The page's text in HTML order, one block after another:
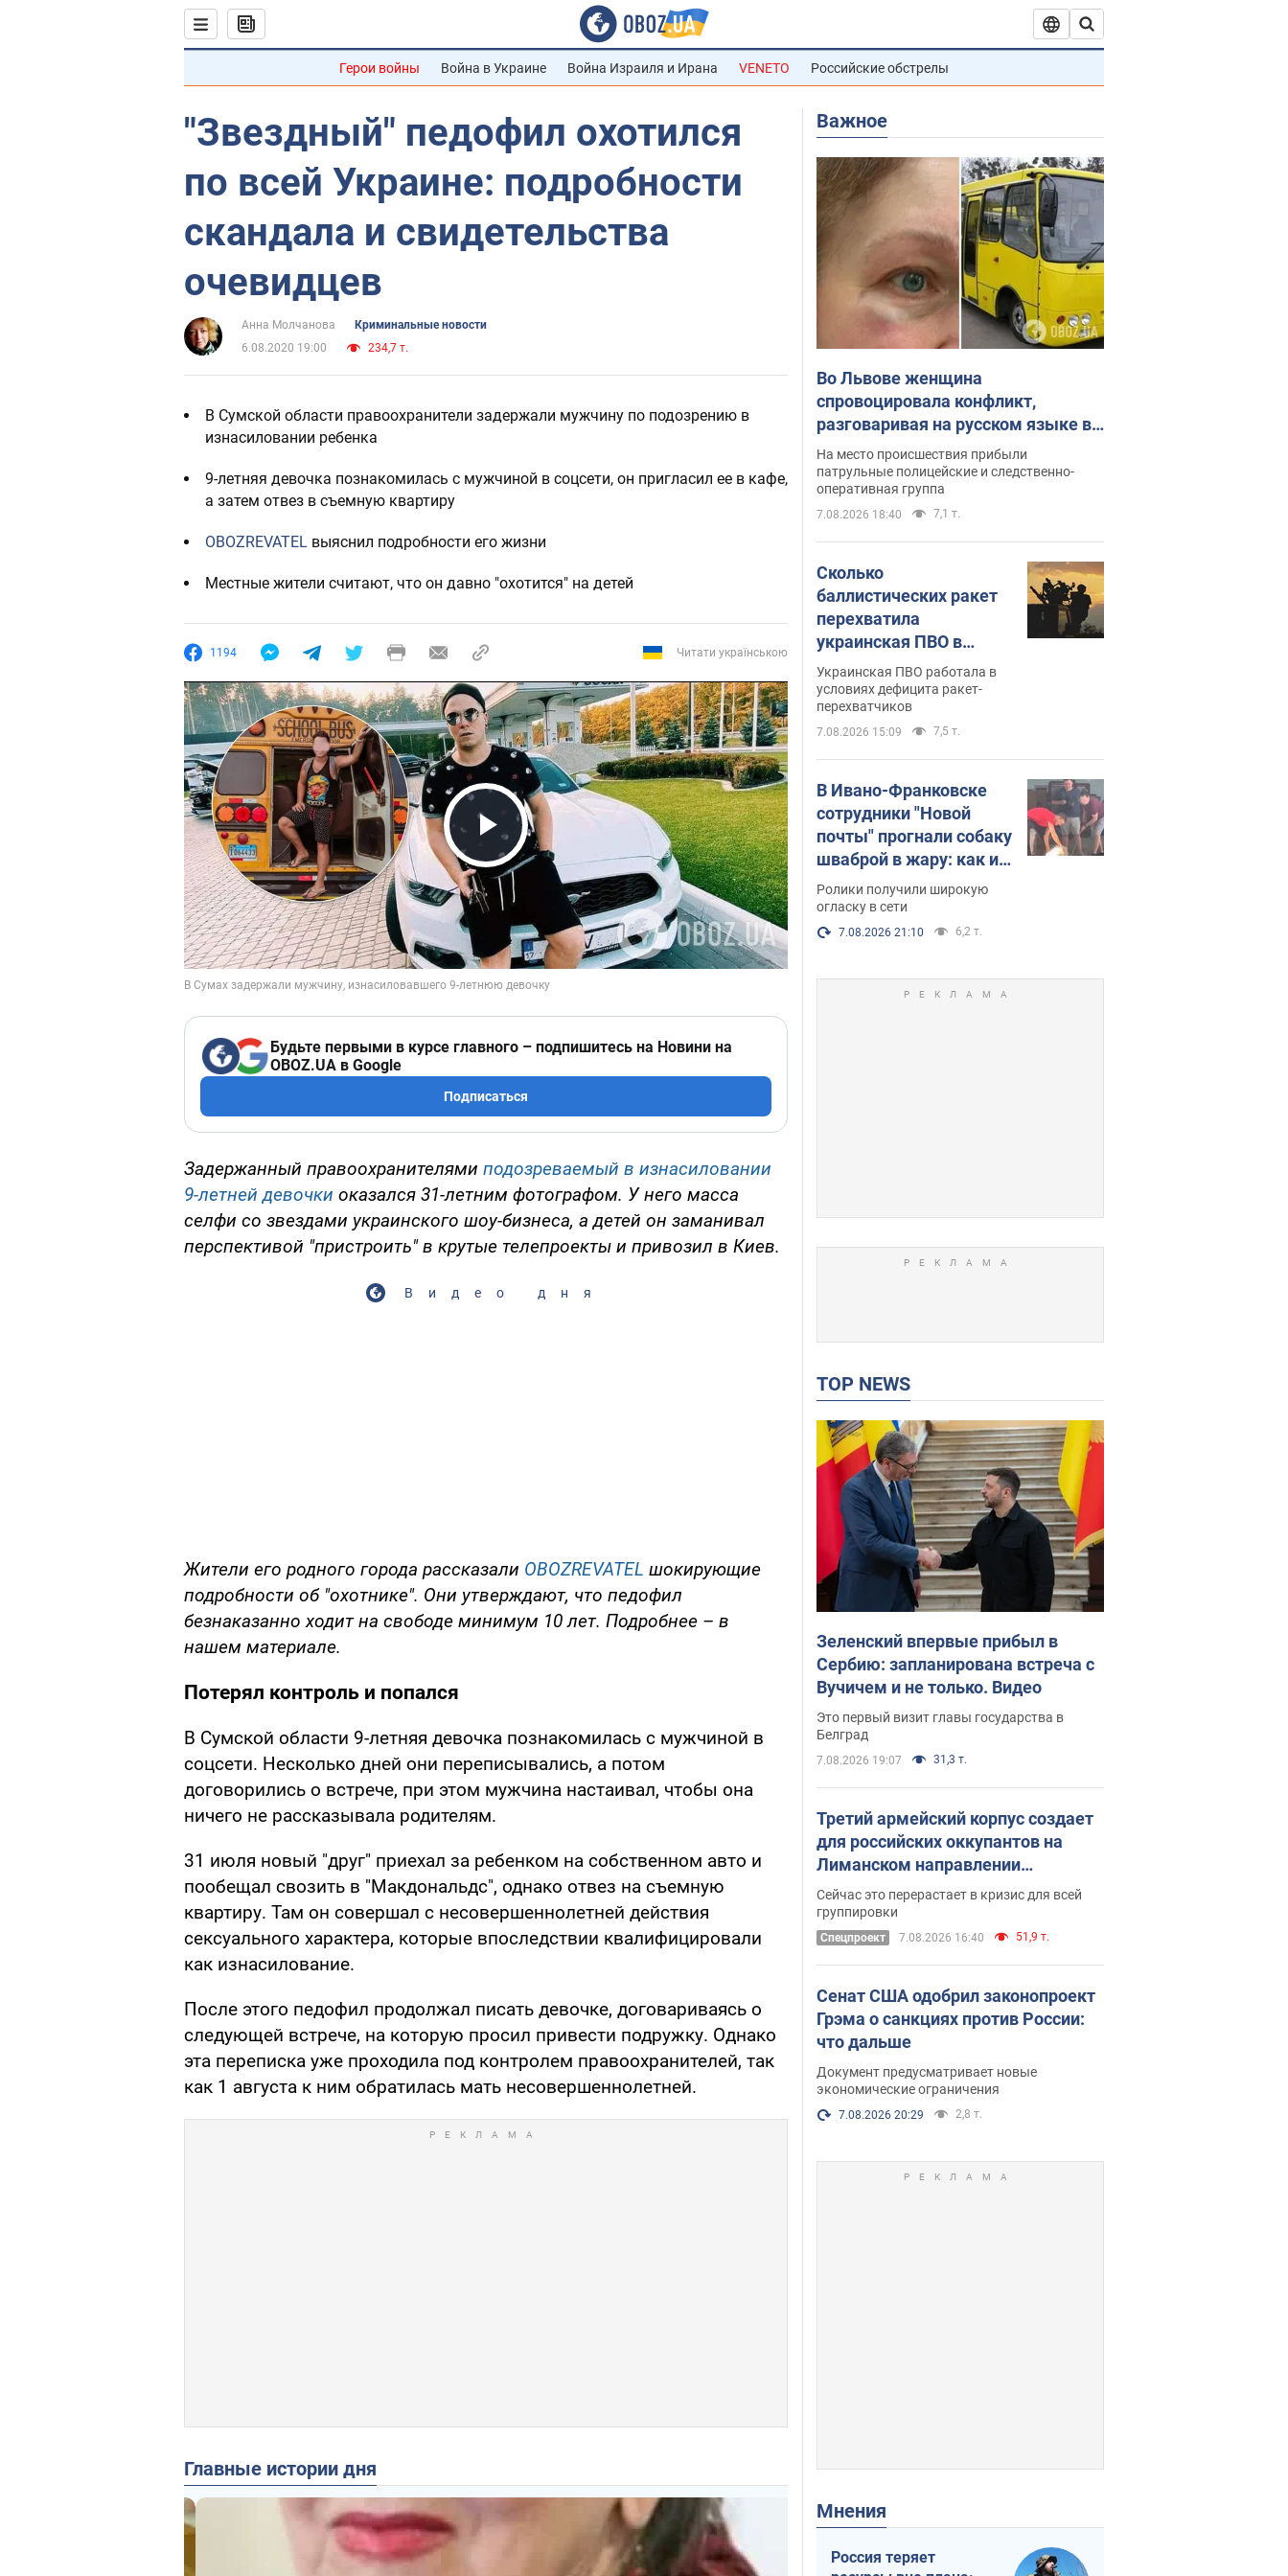
Герои войны Война в Украине Война Израиля и Ирана VENETO Российские обстрелы
"Звездный" педофил охотился
по всей Украине: подробности
скандала и свидетельства
очевидцев
Анна Молчанова
Криминальные новости
6.08.2020 19:00
234,7 т.
В Сумской области правоохранители задержали мужчину по подозрению в
изнасиловании ребенка
9-летняя девочка познакомилась с мужчиной в соцсети, он пригласил ее в кафе,
а затем отвез в съемную квартиру
OBOZREVATEL выяснил подробности его жизни
Местные жители считают, что он давно "охотится" на детей
1194 Читати українською
Play Video
Будьте первыми в курсе главного – подпишитесь на Новини на
OBOZ.UA в Google
Подписаться
Задержанный правоохранителями подозреваемый в изнасиловании
9-летней девочки оказался 31-летним фотографом. У него масса
селфи со звездами украинского шоу-бизнеса, а детей он заманивал
перспективой "пристроить" в крутые телепроекты и привозил в Киев.
Видео дня
Жители его родного города рассказали OBOZREVATEL шокирующие
подробности об "охотнике". Они утверждают, что педофил
безнаказанно ходит на свободе минимум 10 лет. Подробнее – в
нашем материале.
Потерял контроль и попался
В Сумской области 9-летняя девочка познакомилась с мужчиной в
соцсети. Несколько дней они переписывались, а потом
договорились о встрече, при этом мужчина настаивал, чтобы она
ничего не рассказывала родителям.
31 июля новый "друг" приехал за ребенком на собственном авто и
пообещал свозить в "Макдональдс", однако отвез на съемную
квартиру. Там он совершал с несовершеннолетней действия
сексуального характера, которые впоследствии квалифицировали
как изнасилование.
После этого педофил продолжал писать девочке, договариваясь о
следующей встрече, на которую просил привести подружку. Однако
эта переписка уже проходила под контролем правоохранителей, так
как 1 августа к ним обратилась мать несовершеннолетней.
Главные истории дня
Важное
Во Львове женщина
спровоцировала конфликт,
разговаривая на русском языке в
маршрутке: полиция составила
административный протокол.
Видео
На место происшествия прибыли
патрульные полицейские и следственно-
оперативная группа
7.08.2026 18:40 7,1 т.
Сколько
баллистических ракет
перехватила
украинская ПВО в
июле: в Минобороны
назвали цифру
Украинская ПВО работала в
условиях дефицита ракет-
перехватчиков
7.08.2026 15:09 7,5 т.
В Ивано-Франковске
сотрудники "Новой
почты" прогнали собаку
шваброй в жару: как их
наказали. Видео
Ролики получили широкую
огласку в сети
7.08.2026 21:10 6,2 т.
TOP NEWS
Зеленский впервые прибыл в
Сербию: запланирована встреча с
Вучичем и не только. Видео
Это первый визит главы государства в
Белград
7.08.2026 19:07 31,3 т.
Третий армейский корпус создает
для российских оккупантов на
Лиманском направлении
критический дискомфорт: как это
удалось
Сейчас это перерастает в кризис для всей
группировки
Спецпроект 7.08.2026 16:40 51,9 т.
Сенат США одобрил законопроект
Грэма о санкциях против России:
что дальше
Документ предусматривает новые
экономические ограничения
7.08.2026 20:29 2,8 т.
Мнения
Россия теряет